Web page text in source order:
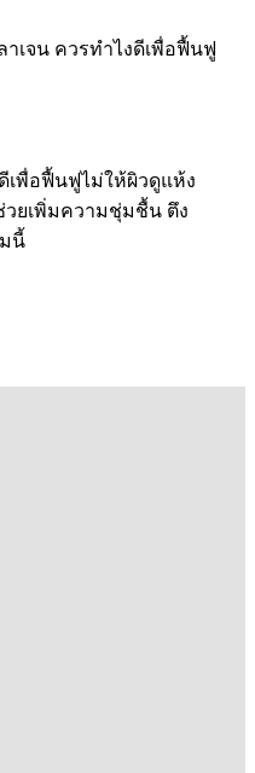
เจน ควรทําไงดีเพื่อฟื้นฟู
เพื่อฟื้นฟูไม่ให้ผิวดูแห้ง
วยเพิ่มความชุ่มชื้น ตึง
นี้